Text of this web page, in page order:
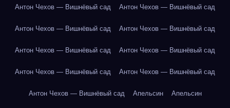
Антон Чехов — Вишнёвый сад Антон Чехов — Вишнёвый сад
Антон Чехов — Вишнёвый сад Антон Чехов — Вишнёвый сад
Антон Чехов — Вишнёвый сад Антон Чехов — Вишнёвый сад
Антон Чехов — Вишнёвый сад Антон Чехов — Вишнёвый сад
Антон Чехов — Вишнёвый сад Апельсин Апельсин